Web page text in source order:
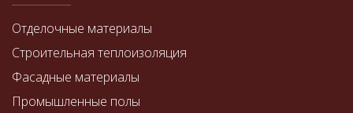
Отделочные материалы
Строительная теплоизоляция
Фасадные материалы
Промышленные полы